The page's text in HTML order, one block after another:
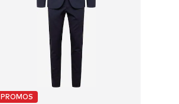
PROMOS